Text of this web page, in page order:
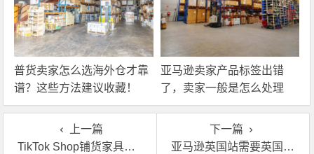
普货卖家怎么选海外仓才靠
谱？这些方法建议收藏！
亚马逊卖家产品标签出错
了，卖家一般是怎么处理
的？
上一篇
TikTok Shop铺货家具小物件，英国海外仓一件代发靠谱吗？
下一篇
亚马逊英国站需要英国海外仓操作FBA换标，有什么要注意的？